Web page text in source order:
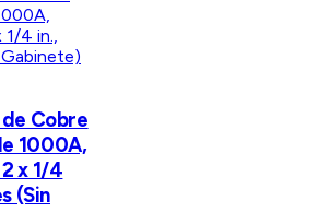
Cobre
1000A,
x 1/4
(Sin